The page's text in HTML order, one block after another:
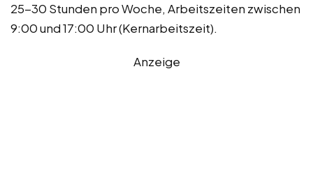
25-30 Stunden pro Woche, Arbeitszeiten zwischen
9:00 und 17:00 Uhr (Kernarbeitszeit).
Anzeige